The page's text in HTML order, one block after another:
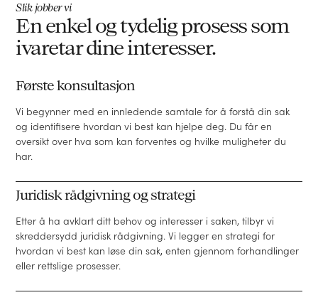
Slik jobber vi
En enkel og tydelig prosess som
ivaretar dine interesser.
Første konsultasjon
Vi begynner med en innledende samtale for å forstå din sak
og identifisere hvordan vi best kan hjelpe deg. Du får en
oversikt over hva som kan forventes og hvilke muligheter du
har.
Juridisk rådgivning og strategi
Etter å ha avklart ditt behov og interesser i saken, tilbyr vi
skreddersydd juridisk rådgivning. Vi legger en strategi for
hvordan vi best kan løse din sak, enten gjennom forhandlinger
eller rettslige prosesser.